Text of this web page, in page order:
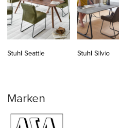
Stuhl Seattle Stuhl Silvio
Marken